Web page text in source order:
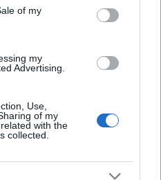
of my
my
Advertising.
Use,
of my
with the
collected.